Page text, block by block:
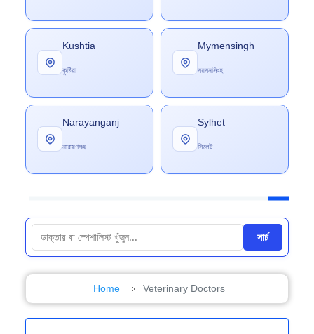
Kushtia
কুষ্টিয়া
Mymensingh
ময়মনসিংহ
Narayanganj
নারায়ণগঞ্জ
Sylhet
সিলেট
সার্চ
Home Veterinary Doctors